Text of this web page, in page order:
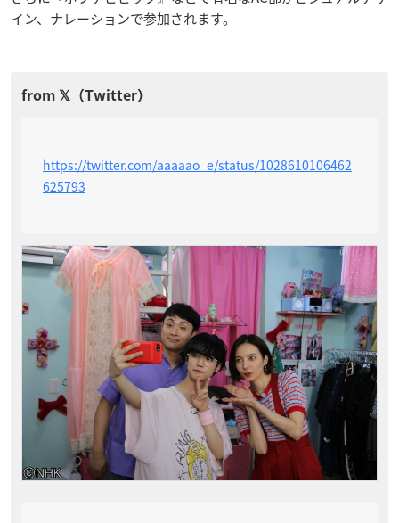
イン、ナレーションで参加されます。
https://twitter.com/aaaaao_e/status/1028610106462
625793